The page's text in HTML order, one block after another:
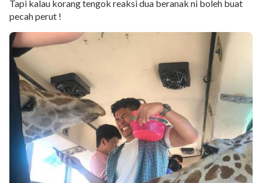
Tapi kalau korang tengok reaksi dua beranak ni boleh buat
pecah perut !